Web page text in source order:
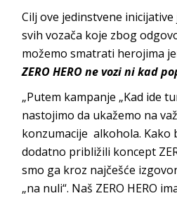
Cilj ove jedinstvene
svih vozača koje zbog
možemo smatrati herojima
ZERO HERO ne vozi ni kad
„Putem kampanje „Kad ide
nastojimo da ukažemo na
konzumacije alkohola. Kako
dodatno približili koncept
smo ga kroz najčešće
„na nuli“. Naš ZERO HERO